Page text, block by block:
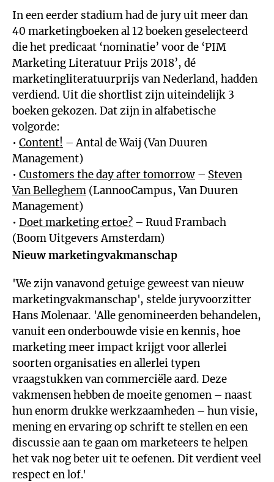
In een eerder stadium had de jury uit meer dan
40 marketingboeken al 12 boeken geselecteerd
die het predicaat ‘nominatie’ voor de ‘PIM
Marketing Literatuur Prijs 2018’, dé
marketingliteratuurprijs van Nederland, hadden
verdiend. Uit die shortlist zijn uiteindelijk 3
boeken gekozen. Dat zijn in alfabetische
volgorde:
• Content! – Antal de Waij (Van Duuren
Management)
• Customers the day after tomorrow – Steven
Van Belleghem (LannooCampus, Van Duuren
Management)
• Doet marketing ertoe? – Ruud Frambach
(Boom Uitgevers Amsterdam)
Nieuw marketingvakmanschap
'We zijn vanavond getuige geweest van nieuw
marketingvakmanschap', stelde juryvoorzitter
Hans Molenaar. 'Alle genomineerden behandelen,
vanuit een onderbouwde visie en kennis, hoe
marketing meer impact krijgt voor allerlei
soorten organisaties en allerlei typen
vraagstukken van commerciële aard. Deze
vakmensen hebben de moeite genomen – naast
hun enorm drukke werkzaamheden – hun visie,
mening en ervaring op schrift te stellen en een
discussie aan te gaan om marketeers te helpen
het vak nog beter uit te oefenen. Dit verdient veel
respect en lof.'